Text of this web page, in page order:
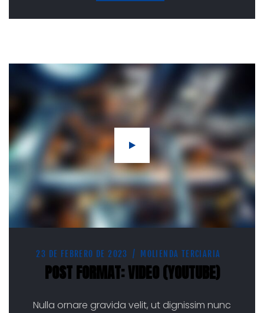
23 DE FEBRERO DE 2023 MOLIENDA TERCIARIA
POST FORMAT: VIDEO (YOUTUBE)
Nulla ornare gravida velit, ut dignissim nunc